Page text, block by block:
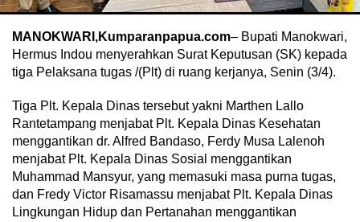
MANOKWARI,Kumparanpapua.com– Bupati Manokwari,
Hermus Indou menyerahkan Surat Keputusan (SK) kepada
tiga Pelaksana tugas /(Plt) di ruang kerjanya, Senin (3/4).
Tiga Plt. Kepala Dinas tersebut yakni Marthen Lallo
Rantetampang menjabat Plt. Kepala Dinas Kesehatan
menggantikan dr. Alfred Bandaso, Ferdy Musa Lalenoh
menjabat Plt. Kepala Dinas Sosial menggantikan
Muhammad Mansyur, yang memasuki masa purna tugas,
dan Fredy Victor Risamassu menjabat Plt. Kepala Dinas
Lingkungan Hidup dan Pertanahan menggantikan